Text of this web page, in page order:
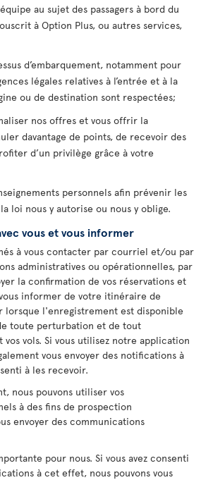
au sujet des passagers à bord du
à Option Plus, ou autres services,
d’embarquement, notamment pour
légales relatives à l’entrée et à la
ou de destination sont respectées;
nos offres et vous offrir la
davantage de points, de recevoir des
d’un privilège grâce à votre
personnels afin prévenir les
loi nous y autorise ou nous y oblige.
vous et vous informer
à vous contacter par courriel et/ou par
administratives ou opérationnelles, par
la confirmation de vos réservations et
informer de votre itinéraire de
lorsque l'enregistrement est disponible
toute perturbation et de tout
vols. Si vous utilisez notre application
vous envoyer des notifications à
à les recevoir.
nous pouvons utiliser vos
à des fins de prospection
envoyer des communications
pour nous. Si vous avez consenti
à cet effet, nous pouvons vous